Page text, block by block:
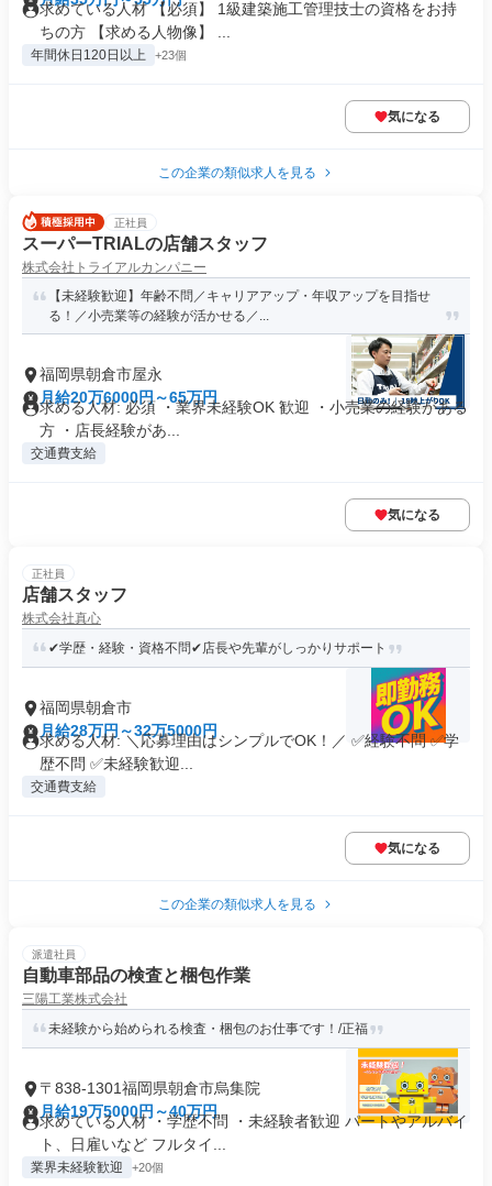
求めている人材 【必須】 1級建築施工管理技士の資格をお持
ちの方 【求める人物像】 ...
年間休日120日以上 +23個
気になる
この企業の類似求人を見る
正社員
スーパーTRIALの店舗スタッフ
株式会社トライアルカンパニー
【未経験歓迎】年齢不問／キャリアアップ・年収アップを目指せ
る！／小売業等の経験が活かせる／...
福岡県朝倉市屋永
月給20万6000円～65万円
求める人材: 必須 ・業界未経験OK 歓迎 ・小売業の経験がある
方 ・店長経験があ...
交通費支給
気になる
正社員
店舗スタッフ
株式会社真心
✔学歴・経験・資格不問✔店長や先輩がしっかりサポート
福岡県朝倉市
月給28万円～32万5000円
求める人材: ＼応募理由はシンプルでOK！／ ✅経験不問 ✅学
歴不問 ✅未経験歓迎...
交通費支給
気になる
この企業の類似求人を見る
派遣社員
自動車部品の検査と梱包作業
三陽工業株式会社
未経験から始められる検査・梱包のお仕事です！/正福
〒838-1301福岡県朝倉市烏集院
月給19万5000円～40万円
求めている人材 ・学歴不問 ・未経験者歓迎 パートやアルバイ
ト、日雇いなど フルタイ...
業界未経験歓迎 +20個